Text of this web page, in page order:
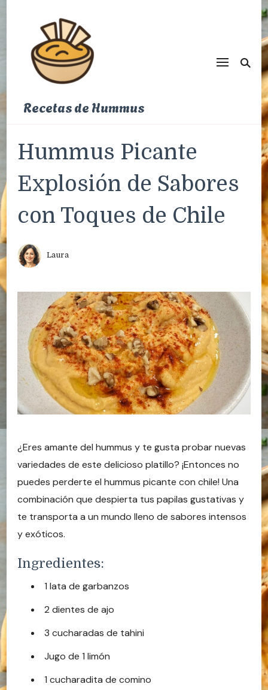
Recetas de Hummus
Hummus Picante
Explosión de Sabores
con Toques de Chile
Laura
¿Eres amante del hummus y te gusta probar nuevas
variedades de este delicioso platillo? ¡Entonces no
puedes perderte el hummus picante con chile! Una
combinación que despierta tus papilas gustativas y
te transporta a un mundo lleno de sabores intensos
y exóticos.
Ingredientes:
1 lata de garbanzos
2 dientes de ajo
3 cucharadas de tahini
Jugo de 1 limón
1 cucharadita de comino